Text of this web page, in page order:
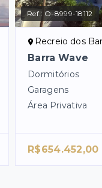
Ref.: O-8999-18112
Recreio dos
Barra Wave
Dormitórios
Garagens
Área Privativa
R$654.452,00